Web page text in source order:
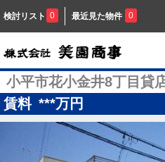
検討リスト 0 最近見た物件 0
小平市花小金井8丁目貸
賃料 ***万円